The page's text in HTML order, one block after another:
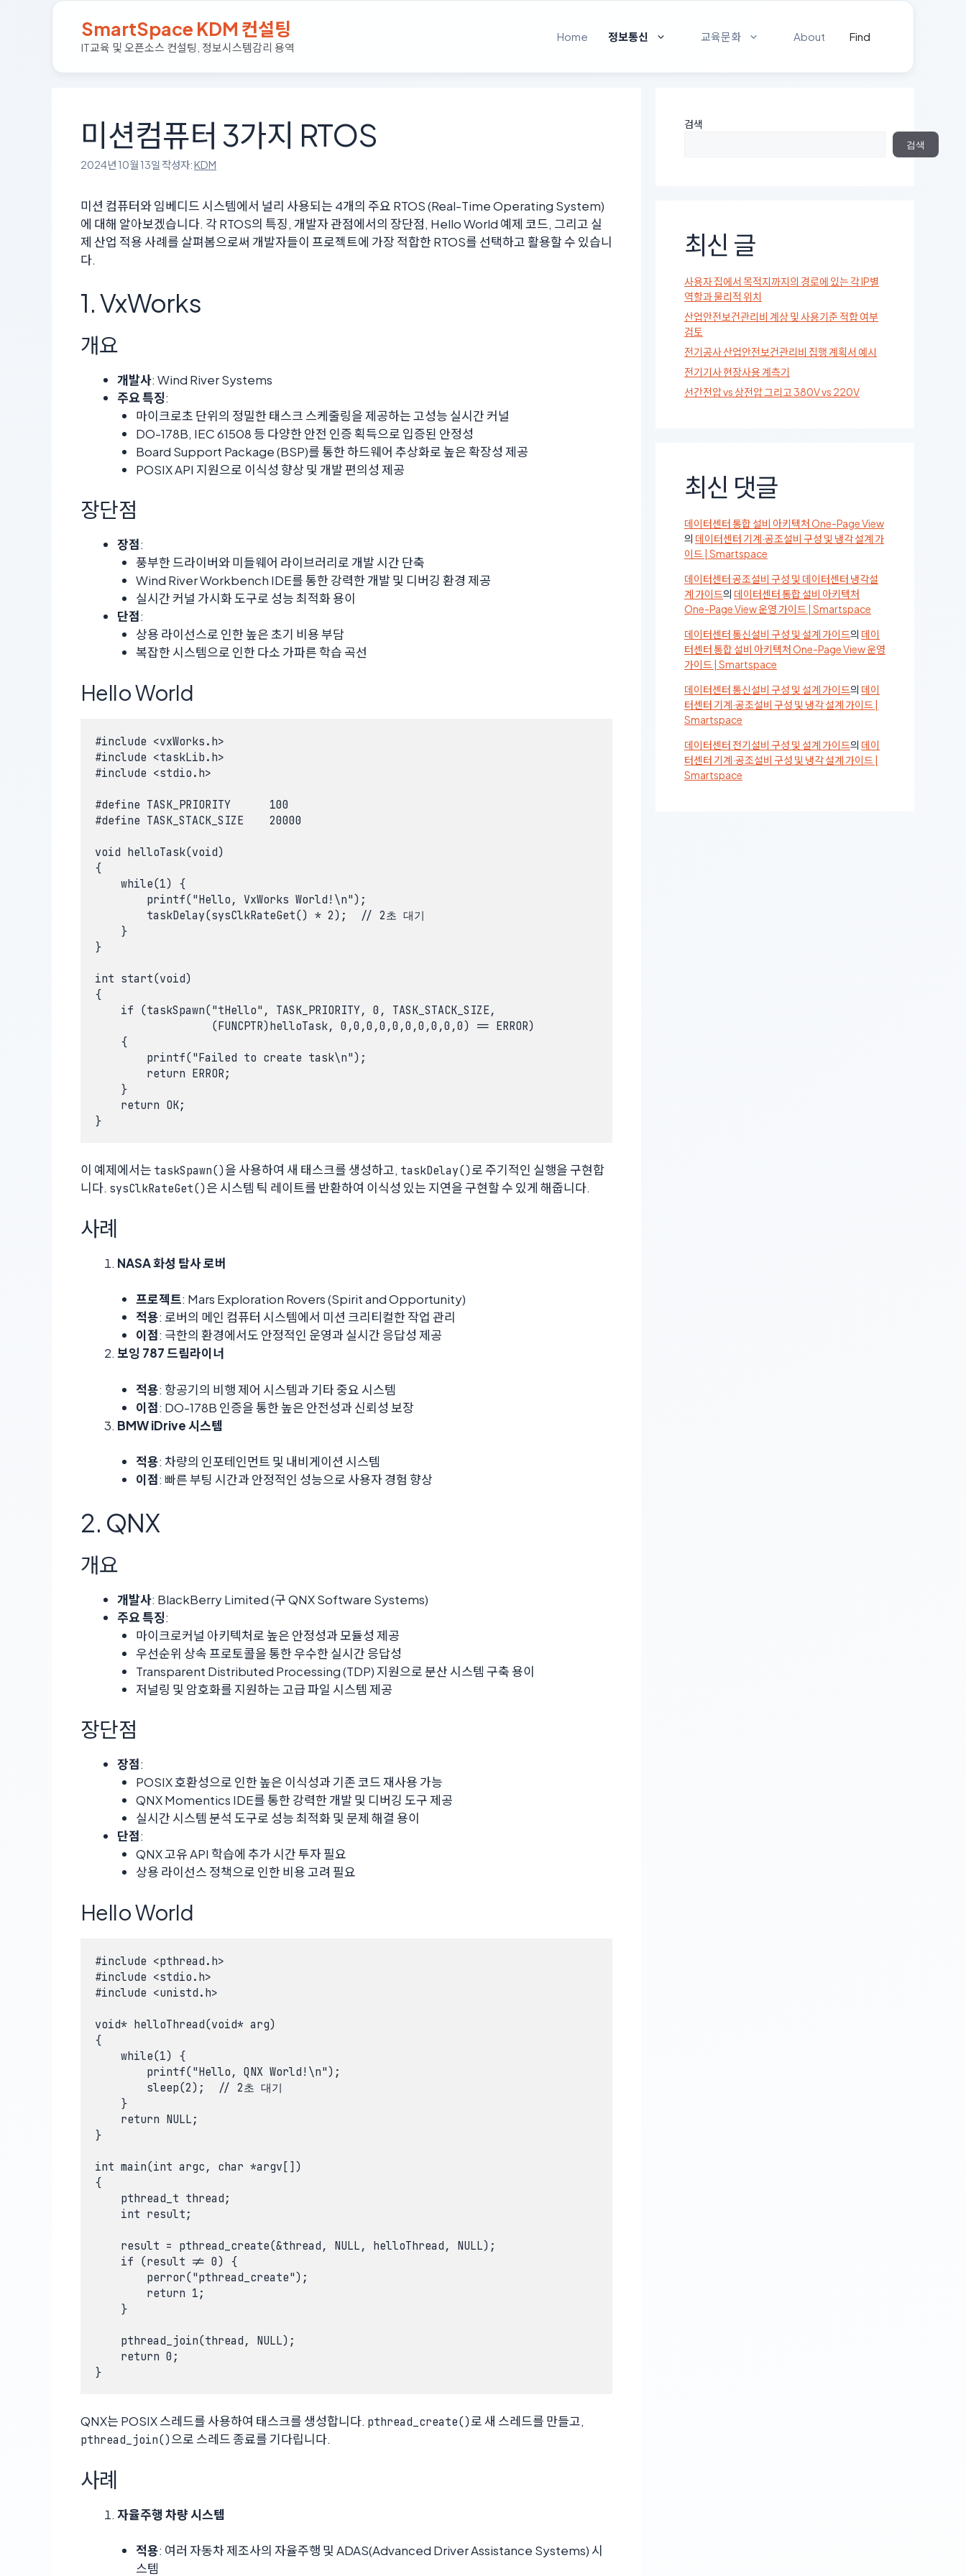
SmartSpace KDM 컨설팅
IT교육 및 오픈소스 컨설팅, 정보시스템감리 용역
Home 정보통신 교육문화 About Find
미션컴퓨터 3가지 RTOS
2024년 10월 13일 작성자:KDM
미션 컴퓨터와 임베디드 시스템에서 널리 사용되는 4개의 주요 RTOS (Real-Time Operating System)
에 대해 알아보겠습니다. 각 RTOS의 특징, 개발자 관점에서의 장단점, Hello World 예제 코드, 그리고 실
제 산업 적용 사례를 살펴봄으로써 개발자들이 프로젝트에 가장 적합한 RTOS를 선택하고 활용할 수 있습니
다.
1. VxWorks
개요
개발사: Wind River Systems
주요 특징:
마이크로초 단위의 정밀한 태스크 스케줄링을 제공하는 고성능 실시간 커널
DO-178B, IEC 61508 등 다양한 안전 인증 획득으로 입증된 안정성
Board Support Package (BSP)를 통한 하드웨어 추상화로 높은 확장성 제공
POSIX API 지원으로 이식성 향상 및 개발 편의성 제공
장단점
장점:
풍부한 드라이버와 미들웨어 라이브러리로 개발 시간 단축
Wind River Workbench IDE를 통한 강력한 개발 및 디버깅 환경 제공
실시간 커널 가시화 도구로 성능 최적화 용이
단점:
상용 라이선스로 인한 높은 초기 비용 부담
복잡한 시스템으로 인한 다소 가파른 학습 곡선
Hello World
#include <vxWorks.h>
#include <taskLib.h>
#include <stdio.h>
#define TASK_PRIORITY      100
#define TASK_STACK_SIZE    20000
void helloTask(void)
{
    while(1) {
        printf("Hello, VxWorks World!\n");
        taskDelay(sysClkRateGet() * 2);  // 2초 대기
    }
}
int start(void)
{
    if (taskSpawn("tHello", TASK_PRIORITY, 0, TASK_STACK_SIZE,
                  (FUNCPTR)helloTask, 0,0,0,0,0,0,0,0,0,0) == ERROR)
    {
        printf("Failed to create task\n");
        return ERROR;
    }
    return OK;
}
이 예제에서는 taskSpawn() 을 사용하여 새 태스크를 생성하고, taskDelay()로 주기적인 실행을 구현합
니다. sysClkRateGet() 은 시스템 틱 레이트를 반환하여 이식성 있는 지연을 구현할 수 있게 해줍니다.
사례
NASA 화성 탐사 로버
프로젝트: Mars Exploration Rovers (Spirit and Opportunity)
적용: 로버의 메인 컴퓨터 시스템에서 미션 크리티컬한 작업 관리
이점: 극한의 환경에서도 안정적인 운영과 실시간 응답성 제공
보잉 787 드림라이너
적용: 항공기의 비행 제어 시스템과 기타 중요 시스템
이점: DO-178B 인증을 통한 높은 안전성과 신뢰성 보장
BMW iDrive 시스템
적용: 차량의 인포테인먼트 및 내비게이션 시스템
이점: 빠른 부팅 시간과 안정적인 성능으로 사용자 경험 향상
2. QNX
개요
개발사: BlackBerry Limited (구 QNX Software Systems)
주요 특징:
마이크로커널 아키텍처로 높은 안정성과 모듈성 제공
우선순위 상속 프로토콜을 통한 우수한 실시간 응답성
Transparent Distributed Processing (TDP) 지원으로 분산 시스템 구축 용이
저널링 및 암호화를 지원하는 고급 파일 시스템 제공
장단점
장점:
POSIX 호환성으로 인한 높은 이식성과 기존 코드 재사용 가능
QNX Momentics IDE를 통한 강력한 개발 및 디버깅 도구 제공
실시간 시스템 분석 도구로 성능 최적화 및 문제 해결 용이
단점:
QNX 고유 API 학습에 추가 시간 투자 필요
상용 라이선스 정책으로 인한 비용 고려 필요
Hello World
#include <pthread.h>
#include <stdio.h>
#include <unistd.h>
void* helloThread(void* arg)
{
    while(1) {
        printf("Hello, QNX World!\n");
        sleep(2);  // 2초 대기
    }
    return NULL;
}
int main(int argc, char *argv[])
{
    pthread_t thread;
    int result;
    result = pthread_create(&thread, NULL, helloThread, NULL);
    if (result != 0) {
        perror("pthread_create");
        return 1;
    }
    pthread_join(thread, NULL);
    return 0;
}
QNX는 POSIX 스레드를 사용하여 태스크를 생성합니다. pthread_create()로 새 스레드를 만들고,
pthread_join() 으로 스레드 종료를 기다립니다.
사례
자율주행 차량 시스템
적용: 여러 자동차 제조사의 자율주행 및 ADAS(Advanced Driver Assistance Systems) 시
스템
검색
검색
최신 글
사용자 집에서 목적지까지의 경로에 있는 각 IP별
역할과 물리적 위치
산업안전보건관리비 계상 및 사용기준 적합 여부
검토
전기공사 산업안전보건관리비 집행 계획서 예시
전기기사 현장사용 계측기
선간전압 vs 상전압 그리고 380V vs 220V
최신 댓글
데이터센터 통합 설비 아키텍처 One-Page View
의 데이터센터 기계·공조설비 구성 및 냉각 설계 가
이드 | Smartspace
데이터센터 공조설비 구성 및 데이터센터 냉각설
계 가이드의 데이터센터 통합 설비 아키텍처
One-Page View 운영 가이드 | Smartspace
데이터센터 통신설비 구성 및 설계 가이드의 데이
터센터 통합 설비 아키텍처 One-Page View 운영
가이드 | Smartspace
데이터센터 통신설비 구성 및 설계 가이드의 데이
터센터 기계·공조설비 구성 및 냉각 설계 가이드 |
Smartspace
데이터센터 전기설비 구성 및 설계 가이드의 데이
터센터 기계·공조설비 구성 및 냉각 설계 가이드 |
Smartspace